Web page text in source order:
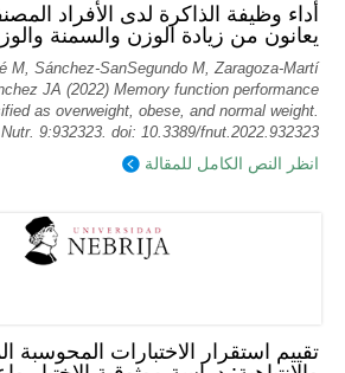
أداء وظيفة الذاكرة لدى الأفراد
يعانون من زيادة الوزن والسمنة
M, Sánchez-SanSegundo M, Zaragoza-Martí
JA (2022) Memory function performance
as overweight, obese, and normal weight.
9:932323. doi: 10.3389/fnut.2022.932323
انظر النص الكامل للمقالة
تقييم استقرار الاختبارات المحوسبة